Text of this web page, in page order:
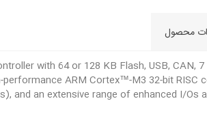
محصول
with 64 or 128 KB Flash, USB, CAN,
ARM Cortex™-M3 32-bit RISC
and an extensive range of enhanced I/Os